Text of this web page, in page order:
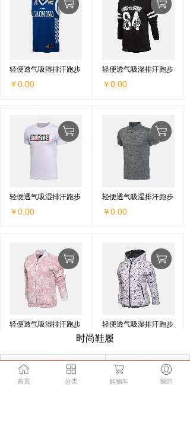
轻便透气吸湿排汗跑步
￥0.00
轻便透气吸湿排汗跑步
￥0.00
轻便透气吸湿排汗跑步
￥0.00
轻便透气吸湿排汗跑步
￥0.00
轻便透气吸湿排汗跑步 轻便透气吸湿排汗跑步
￥0.00
时尚鞋履
默认排序 总价
首页 分类 购物车 我的